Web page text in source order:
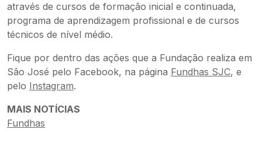
através de cursos de formação inicial e continuada,
programa de aprendizagem profissional e de cursos
técnicos de nível médio.
Fique por dentro das ações que a Fundação realiza em
São José pelo Facebook, na página Fundhas SJC, e
pelo Instagram.
MAIS NOTÍCIAS
Fundhas